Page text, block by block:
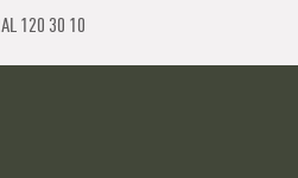
120 30 10